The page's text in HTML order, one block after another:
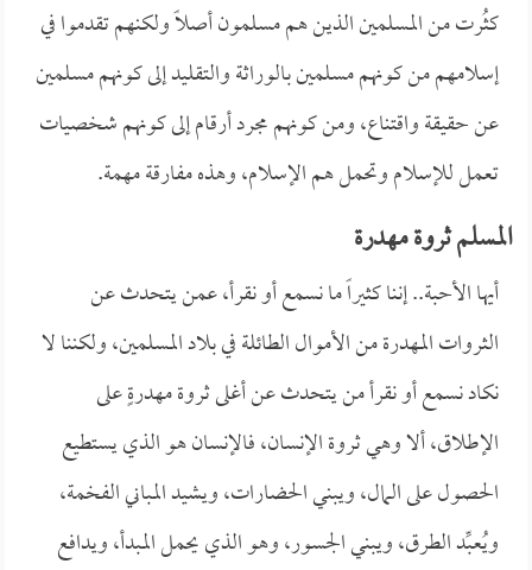
كثُرت من المسلمين الذين هم مسلمون أصلاً ولكنهم تقدموا في
إسلامهم من كونهم مسلمين بالوراثة والتقليد إلى كونهم مسلمين
عن حقيقة واقتناع، ومن كونهم مجرد أرقام إلى كونهم شخصيات
تعمل للإسلام وتحمل هم الإسلام، وهذه مفارقة مهمة.
المسلم ثروة مهدرة
أيها الأحبة.. إننا كثيراً ما نسمع أو نقرأ، عمن يتحدث عن
الثروات المهدرة من الأموال الطائلة في بلاد المسلمين، ولكننا لا
نكاد نسمع أو نقرأ من يتحدث عن أغلى ثروة مهدرةٍ على
الإطلاق، ألا وهي ثروة الإنسان، فالإنسان هو الذي يستطيع
الحصول على المال، ويبني الحضارات، ويشيد المباني الفخمة،
ويُعبِّد الطرق، ويبني الجسور، وهو الذي يحمل المبدأ، ويدافع